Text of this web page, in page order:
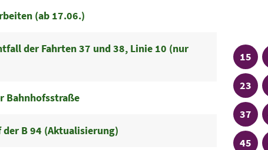
Linie
15
Linie
23
Linie
37
Linie
45
(ab 17.06.)
der Fahrten 37 und 38, Linie 10 (nur
Bahnhofsstraße
B 94 (Aktualisierung)